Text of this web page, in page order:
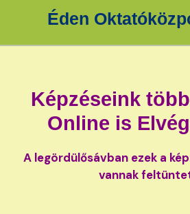
Éden
Képzéseink
Online is
A legördülősávban ezek a
vannak